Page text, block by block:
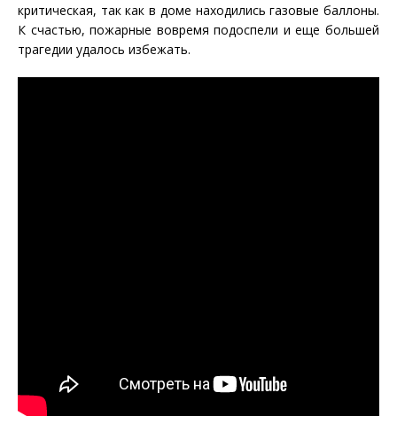
критическая, так как в доме находились газовые баллоны.
К счастью, пожарные вовремя подоспели и еще большей
трагедии удалось избежать.